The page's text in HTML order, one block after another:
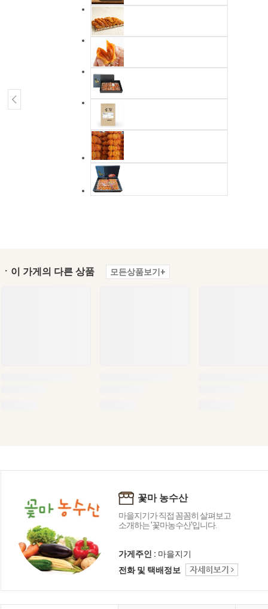
ㆍ이 가게의 다른 상품 모든상품보기+
꽃마 농수산
마을지기가 직접 꼼꼼히 살펴보고
소개하는 '꽃마농수산'입니다.
가게주인 : 마을지기
전화 및 택배정보